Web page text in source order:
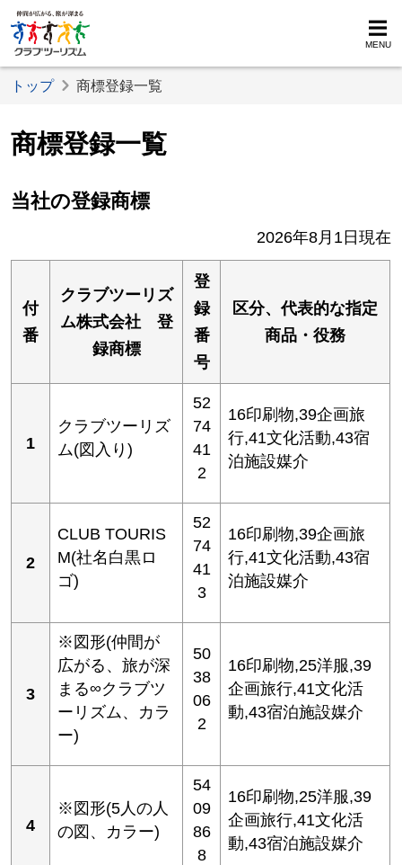
MENU
トップ 商標登録一覧
商標登録一覧
当社の登録商標
2026年8月1日現在
付
番
クラブツーリズ
ム株式会社 登
録商標
登
録
番
号
区分、代表的な指定
商品・役務
1
クラブツーリズ
ム(図入り)
52
74
41
2
16印刷物,39企画旅
行,41文化活動,43宿
泊施設媒介
2
CLUB TOURIS
M(社名白黒ロ
ゴ)
52
74
41
3
16印刷物,39企画旅
行,41文化活動,43宿
泊施設媒介
3
※図形(仲間が
広がる、旅が深
まる∞クラブツ
ーリズム、カラ
ー)
50
38
06
2
16印刷物,25洋服,39
企画旅行,41文化活
動,43宿泊施設媒介
4
※図形(5人の人
の図、カラー)
54
09
86
8
16印刷物,25洋服,39
企画旅行,41文化活
動,43宿泊施設媒介